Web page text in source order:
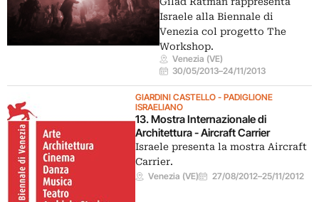
Israele alla Biennale di
Venezia col progetto The
Workshop.
Venezia (VE)
30/05/2013–24/11/2013
GIARDINI CASTELLO - PADIGLIONE
ISRAELIANO
13. Mostra Internazionale di
Architettura - Aircraft Carrier
Israele presenta la mostra Aircraft
Carrier.
Venezia (VE) 27/08/2012–25/11/2012